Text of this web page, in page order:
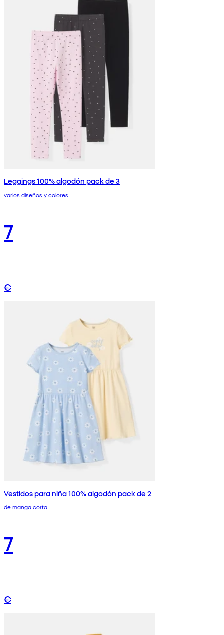
Leggings 100% algodón pack de 3
varios diseños y colores
7
€
Vestidos para niña 100% algodón pack de 2
de manga corta
7
€